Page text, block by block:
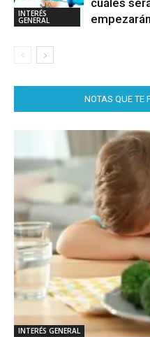
INTERÉS
GENERAL
NOTAS QUE TE
INTERÉS GENERAL